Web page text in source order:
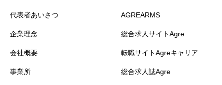
代表者あいさつ
企業理念
会社概要
事業所
AGREARMS
総合求人サイトAgre
転職サイトAgreキャリア
総合求人誌Agre